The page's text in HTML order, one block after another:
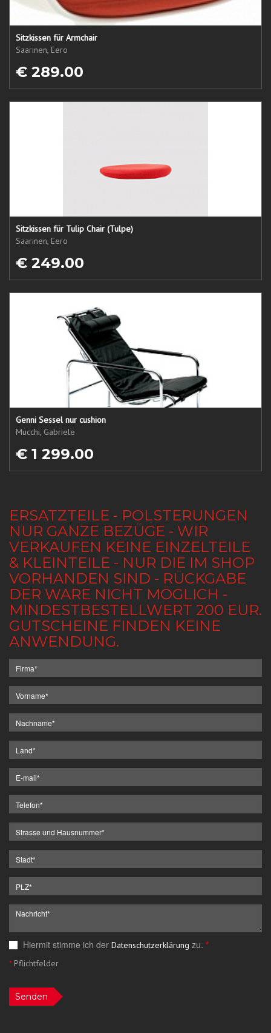
Sitzkissen für Armchair
Saarinen, Eero
€ 289.00
Sitzkissen für Tulip Chair (Tulpe)
Saarinen, Eero
€ 249.00
Genni Sessel nur cushion
Mucchi, Gabriele
€ 1 299.00
ERSATZTEILE - POLSTERUNGEN
NUR GANZE BEZÜGE - WIR
VERKAUFEN KEINE EINZELTEILE
& KLEINTEILE - NUR DIE IM SHOP
VORHANDEN SIND - RÜCKGABE
DER WARE NICHT MÖGLICH -
MINDESTBESTELLWERT 200 EUR.
GUTSCHEINE FINDEN KEINE
ANWENDUNG.
Hiermit stimme ich der Datenschutzerklärung zu. *
*Pflichtfelder
Senden